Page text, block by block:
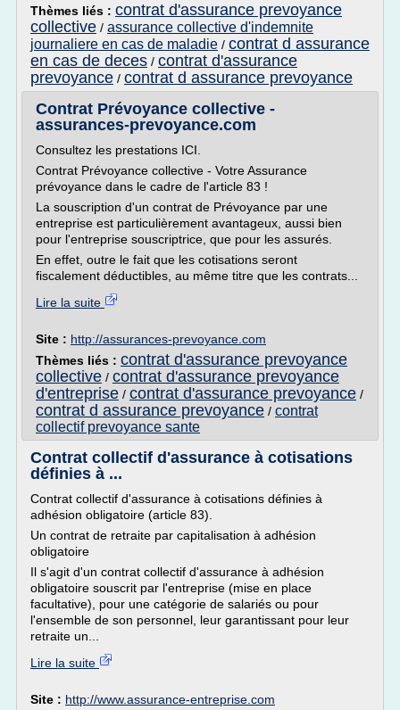
Thèmes liés : contrat d'assurance prevoyance
collective / assurance collective d'indemnite
journaliere en cas de maladie / contrat d assurance
en cas de deces / contrat d'assurance
prevoyance / contrat d assurance prevoyance
Contrat Prévoyance collective -
assurances-prevoyance.com
Consultez les prestations ICI.
Contrat Prévoyance collective - Votre Assurance
prévoyance dans le cadre de l'article 83 !
La souscription d'un contrat de Prévoyance par une
entreprise est particulièrement avantageux, aussi bien
pour l'entreprise souscriptrice, que pour les assurés.
En effet, outre le fait que les cotisations seront
fiscalement déductibles, au même titre que les contrats...
Lire la suite
Site : http://assurances-prevoyance.com
Thèmes liés : contrat d'assurance prevoyance
collective / contrat d'assurance prevoyance
d'entreprise / contrat d'assurance prevoyance /
contrat d assurance prevoyance / contrat
collectif prevoyance sante
Contrat collectif d'assurance à cotisations
définies à ...
Contrat collectif d'assurance à cotisations définies à
adhésion obligatoire (article 83).
Un contrat de retraite par capitalisation à adhésion
obligatoire
Il s'agit d'un contrat collectif d'assurance à adhésion
obligatoire souscrit par l'entreprise (mise en place
facultative), pour une catégorie de salariés ou pour
l'ensemble de son personnel, leur garantissant pour leur
retraite un...
Lire la suite
Site : http://www.assurance-entreprise.com